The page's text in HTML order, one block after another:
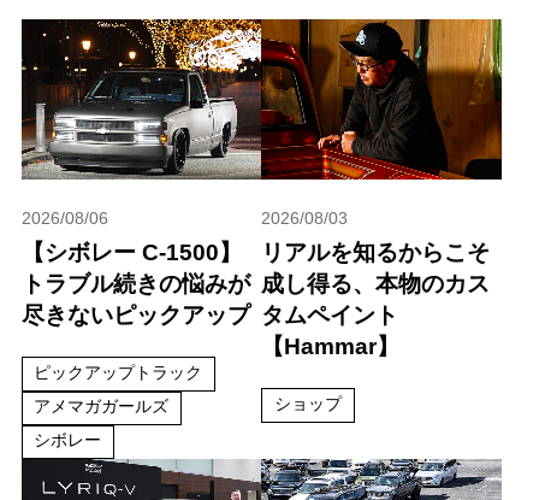
2026/08/06
【シボレー C-1500】
トラブル続きの悩みが
尽きないピックアップ
ピックアップトラック
アメマガガールズ
シボレー
2026/08/03
リアルを知るからこそ
成し得る、本物のカス
タムペイント
【Hammar】
ショップ